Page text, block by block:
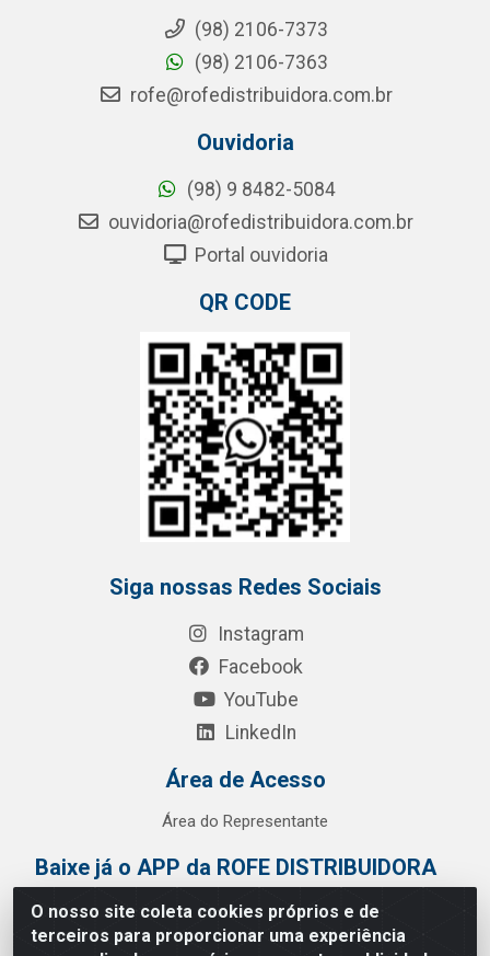
O nosso site coleta cookies próprios e de
terceiros para proporcionar uma experiência
(98) 2106-7373
(98) 2106-7363
rofe@rofedistribuidora.com.br
Ouvidoria
(98) 9 8482-5084
ouvidoria@rofedistribuidora.com.br
Portal ouvidoria
QR CODE
Siga nossas Redes Sociais
Instagram
Facebook
YouTube
LinkedIn
Área de Acesso
Área do Representante
Baixe já o APP da ROFE DISTRIBUIDORA